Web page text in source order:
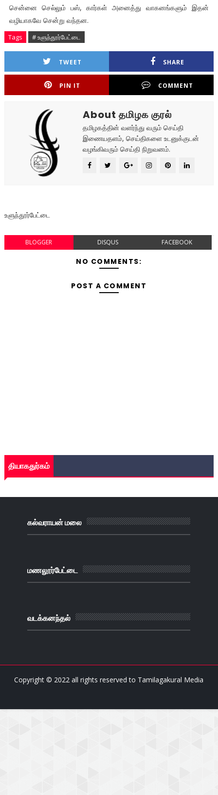
சென்னை செல்லும் பஸ், கார்கள் அனைத்து வாகனங்களும் இதன்
வழியாகவே சென்று வந்தன.
Tags # உளுந்தூர்பேட்டை
TWEET SHARE
PIN IT COMMENT
About தமிழக குரல்
தமிழகத்தின் வளர்ந்து வரும் செய்தி
இணையதளம், செய்திகளை உடனுக்குடன்
வழங்கிவரும் செய்தி நிறுவனம்.
உளுந்தூர்பேட்டை
BLOGGER DISQUS FACEBOOK
NO COMMENTS:
POST A COMMENT
தியாகதுர்கம்
கல்வராயன் மலை
மணலூர்பேட்டை
வடக்கனந்தல்
Copyright © 2022 all rights reserved to Tamilagakural Media